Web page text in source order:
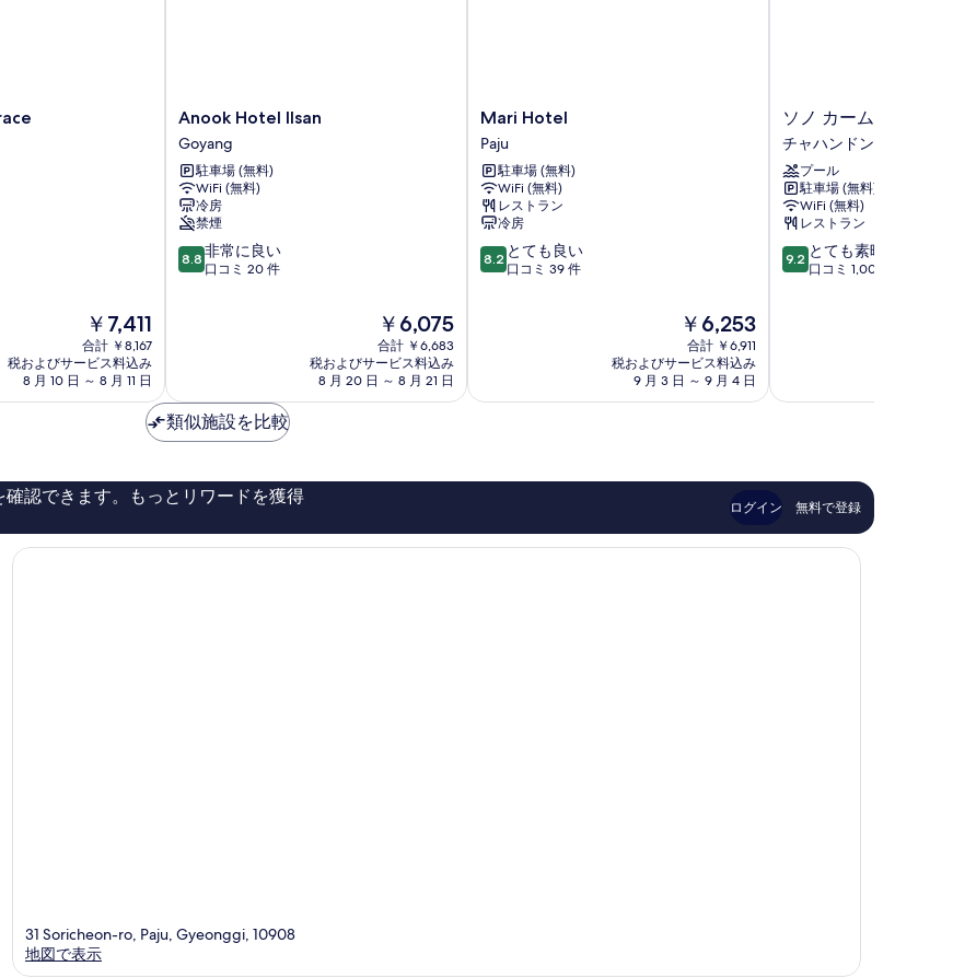
現
在
の
料
金
￥7,411
合計 ￥8,167
税およびサービス料込み
8 月 10 日 ～ 8 月 11 日
Anook
Hotel
Ilsan
Goyang
Anook Hotel Ilsan
Goyang
駐車場 (無料)
WiFi (無料)
冷房
禁煙
10
段
良
い、
口
ミ
20
件
8.8 非常に良い
口コミ 20 件
現
在
の
料
金
￥6,075
合計 ￥6,683
税およびサービス料込み
8 月 20 日 ～ 8 月 21 日
Mari
Hotel
Paju
Mari Hotel
Paju
駐車場 (無料)
WiFi (無料)
レストラン
冷房
10
段
良
ミ
件
8.2 とても良い
口コミ 39 件
現
在
の
料
金
￥6,253
合計 ￥6,911
税およびサービス料込み
9 月 3 日 ～ 9 月 4 日
ソ
ノ
カ
ー
ム
コ
ヤ
ン
チ
ソノ カーム コヤン
チャハンドン
プール
駐車場 (無料)
WiFi (無料)
レストラン
10
段
素
い、
口
ミ
9.2 とても素晴らしい
口コミ 1,006 件
類似施設を比較
認できます。もっとリワードを獲得
ログイン 無料で登録
31 Soricheon-ro, Paju, Gyeonggi, 10908
地図で表示